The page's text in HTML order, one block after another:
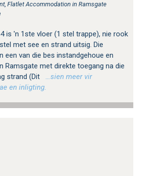
Flatlet Accommodation in Ramsgate
is 'n 1ste vloer (1 stel trappe), nie rook
met see en strand uitsig. Die
een van die bes instandgehoue en
Ramsgate met direkte toegang na die
strand (Dit
…sien meer vir
en inligting.